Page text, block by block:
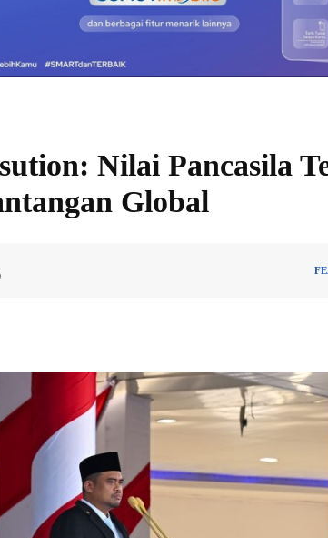
Nilai Pancasila
Global